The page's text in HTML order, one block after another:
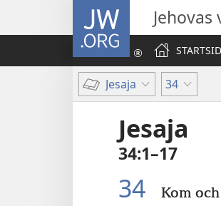
JW.ORG
Jesaja 34
Jesaja
34:1–17
34
Kom